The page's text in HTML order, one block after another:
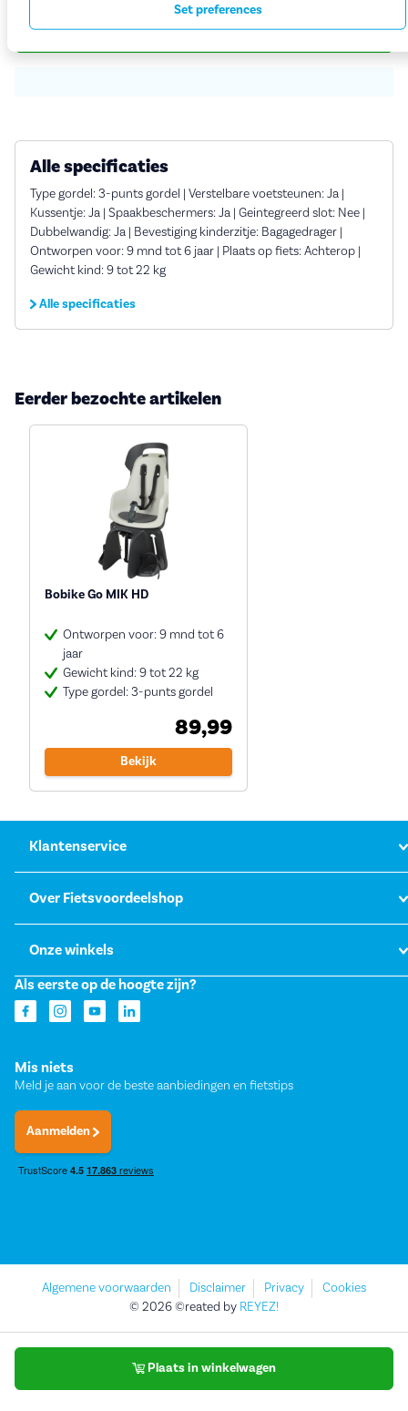
Plaats in winkelwagen
Alle specificaties
Type gordel: 3-punts gordel | Verstelbare voetsteunen: Ja |
Kussentje: Ja | Spaakbeschermers: Ja | Geintegreerd slot: Nee |
Dubbelwandig: Ja | Bevestiging kinderzitje: Bagagedrager |
Ontworpen voor: 9 mnd tot 6 jaar | Plaats op fiets: Achterop |
Gewicht kind: 9 tot 22 kg
Alle specificaties
Eerder bezochte artikelen
Bobike Go MIK HD
Ontworpen voor: 9 mnd tot 6
jaar
Gewicht kind: 9 tot 22 kg
Type gordel: 3-punts gordel
89,99
Bekijk
Klantenservice
Over Fietsvoordeelshop
Onze winkels
Als eerste op de hoogte zijn?
Mis niets
Meld je aan voor de beste aanbiedingen en fietstips
Aanmelden
Algemene voorwaarden Disclaimer Privacy
Cookies
© 2026 ©reated by REYEZ!
Plaats in winkelwagen
Set preferences